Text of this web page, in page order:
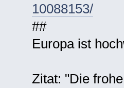
10088153/
##
Europa ist
Zitat: "Die